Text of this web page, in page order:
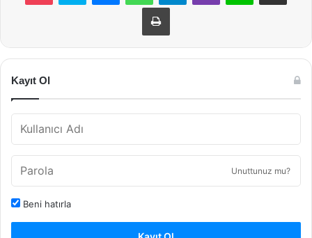
Yazdır
Kayıt Ol
Unuttunuz mu?
Beni hatırla